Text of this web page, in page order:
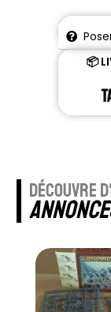
📦
découvre